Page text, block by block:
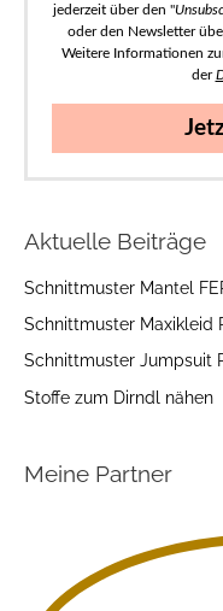
jederzeit über den "
oder den Newsletter
Weitere Informationen
der
Aktuelle Beiträge
Schnittmuster Mantel
Schnittmuster Maxikleid
Schnittmuster Jumpsuit
Stoffe zum Dirndl nähen
Meine Partner